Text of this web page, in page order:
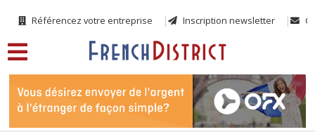
Référencez votre entreprise Inscription newsletter